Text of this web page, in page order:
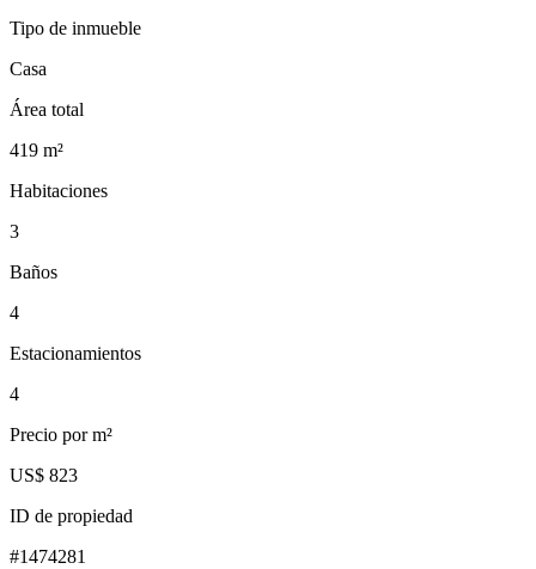
Tipo de inmueble
Casa
Área total
419 m²
Habitaciones
3
Baños
4
Estacionamientos
4
Precio por m²
US$ 823
ID de propiedad
#1474281